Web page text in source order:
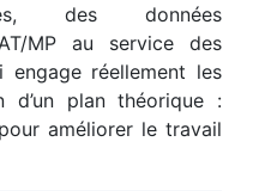
des données
MP au service des
réellement les
d’un plan théorique :
améliorer le travail